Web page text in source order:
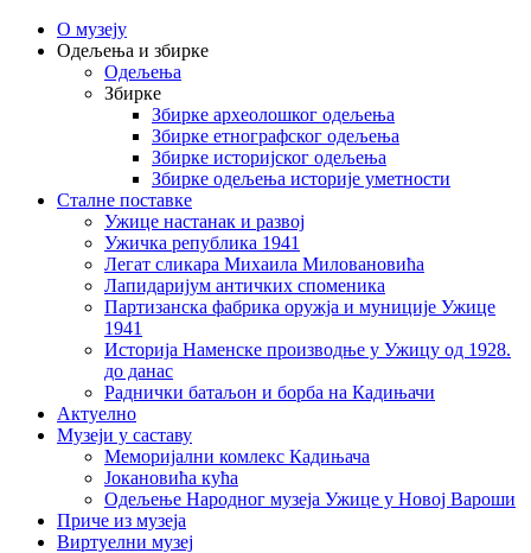
О музеју
Одељења и збирке
Одељења
Збирке
Збирке археолошког одељења
Збирке етнографског одељења
Збирке историјског одељења
Збирке одељења историје уметности
Сталне поставке
Ужице настанак и развој
Ужичка република 1941
Легат сликара Михаила Миловановића
Лапидаријум античких споменика
Партизанска фабрика оружја и муниције Ужице
1941
Историја Наменске производње у Ужицу од 1928.
до данас
Раднички батаљон и борба на Кадињачи
Актуелно
Музеји у саставу
Меморијални комлекс Кадињача
Јокановића кућа
Oдељење Народног музеја Ужице у Новој Вароши
Приче из музеја
Виртуелни музеј